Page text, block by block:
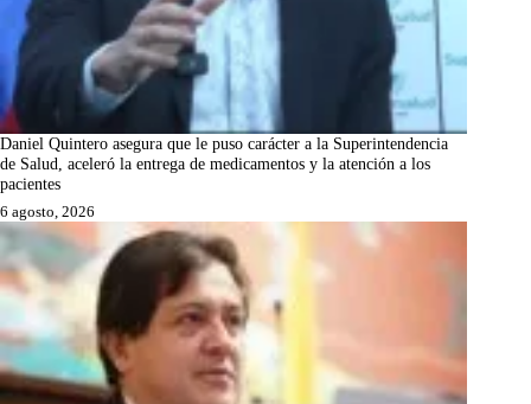
Daniel Quintero asegura que le puso carácter a la Superintendencia
de Salud, aceleró la entrega de medicamentos y la atención a los
pacientes
6 agosto, 2026